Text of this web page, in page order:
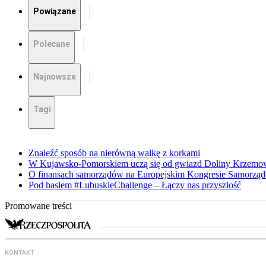
Powiązane
Polecane
Najnowsze
Tagi
Znaleźć sposób na nierówną walkę z korkami
W Kujawsko-Pomorskiem uczą się od gwiazd Doliny
O finansach samorządów na Europejskim Kongresie
Pod hasłem #LubuskieChallenge – Łączy nas przyszłość
Promowane treści
KONTAKT